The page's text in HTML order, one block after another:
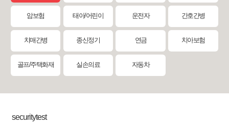
암보험 태아/어린이 운전자 간호간병
치매간병 종신정기 연금 치아보험
골프/주택화재 실손의료 자동차
securitytest